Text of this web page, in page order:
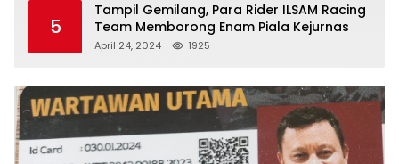
5
Tampil Gemilang, Para Rider ILSAM Racing
Team Memborong Enam Piala Kejurnas
April 24, 2024 1925